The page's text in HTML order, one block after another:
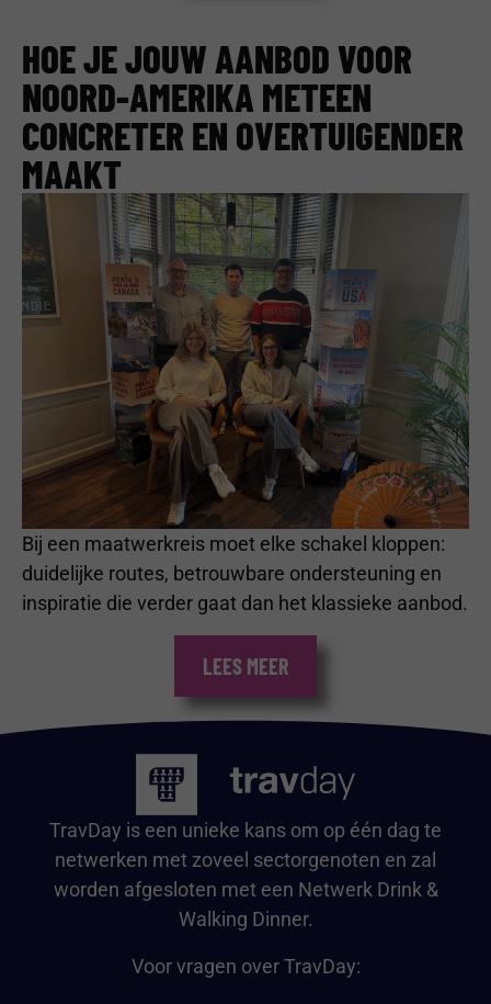
HOE JE JOUW AANBOD VOOR
NOORD-AMERIKA METEEN
CONCRETER EN OVERTUIGENDER
MAAKT
Bij een maatwerkreis moet elke schakel kloppen:
duidelijke routes, betrouwbare ondersteuning en
inspiratie die verder gaat dan het klassieke aanbod.
LEES MEER
TravDay is een unieke kans om op één dag te
netwerken met zoveel sectorgenoten en zal
worden afgesloten met een Netwerk Drink &
Walking Dinner.
Voor vragen over TravDay: